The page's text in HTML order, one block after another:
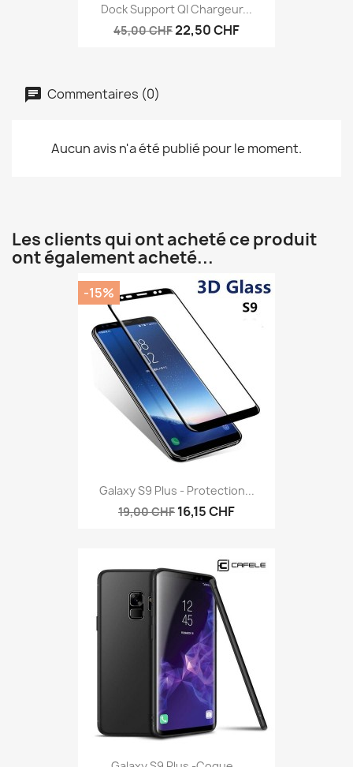
Dock Support QI Chargeur...
45,00 CHF22,50 CHF
Commentaires (0)
Aucun avis n'a été publié pour le moment.
Les clients qui ont acheté ce produit
ont également acheté...
Galaxy S9 Plus - Protection...
19,00 CHF 16,15 CHF
-15%